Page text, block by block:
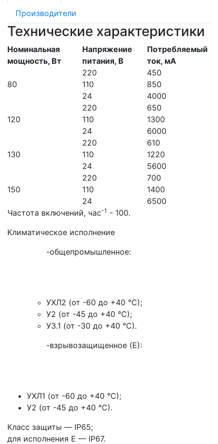
Производители
Технические характеристики
Номинальная
мощность, Вт
Напряжение
питания, В
Потребляемый
ток, мА
80
220
450
110
850
24
4000
120
220
650
110
1300
24
6000
130
220
610
110
1220
24
5600
150
220
700
110
1400
24
6500
Частота включений, час-1 - 100.
Климатическое исполнение
-общепромышленное:
УХЛ2 (от -60 до +40 °С);
У2 (от -45 до +40 °С);
У3.1 (от -30 до +40 °С).
-взрывозащищенное (Е):
УХЛ1 (от -60 до +40 °С);
У2 (от -45 до +40 °С).
Класс защиты — IP65;
для исполнения Е — IP67.